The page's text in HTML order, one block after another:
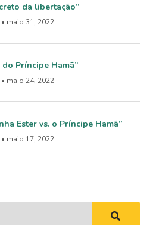
da libertação”
• maio 31, 2022
Príncipe Hamã”
• maio 24, 2022
Ester vs. o Príncipe Hamã”
• maio 17, 2022